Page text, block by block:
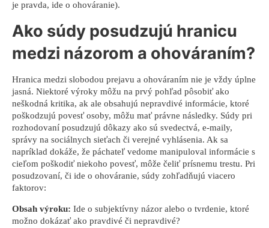
je pravda, ide o ohováranie).
Ako súdy posudzujú hranicu
medzi názorom a ohováraním?
Hranica medzi slobodou prejavu a ohováraním nie je vždy úplne
jasná. Niektoré výroky môžu na prvý pohľad pôsobiť ako
neškodná kritika, ak ale obsahujú nepravdivé informácie, ktoré
poškodzujú povesť osoby, môžu mať právne následky. Súdy pri
rozhodovaní posudzujú dôkazy ako sú svedectvá, e-maily,
správy na sociálnych sieťach či verejné vyhlásenia. Ak sa
napríklad dokáže, že páchateľ vedome manipuloval informácie s
cieľom poškodiť niekoho povesť, môže čeliť prísnemu trestu. Pri
posudzovaní, či ide o ohováranie, súdy zohľadňujú viacero
faktorov:
Obsah výroku: Ide o subjektívny názor alebo o tvrdenie, ktoré
možno dokázať ako pravdivé či nepravdivé?